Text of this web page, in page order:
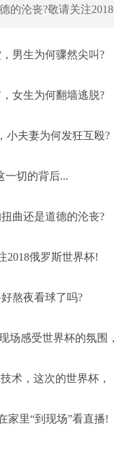
的沦丧?敬请关注
男生为何骤然尖叫?
女生为何翻墙逃脱?
小夫妻为何发狂互殴?
一切的背后...
曲还是道德的沦丧?
2018俄罗斯世界杯!
熬夜看球了吗?
场感受世界杯的氛围，
术，这次的世界杯，
家里“到现场”看直播!